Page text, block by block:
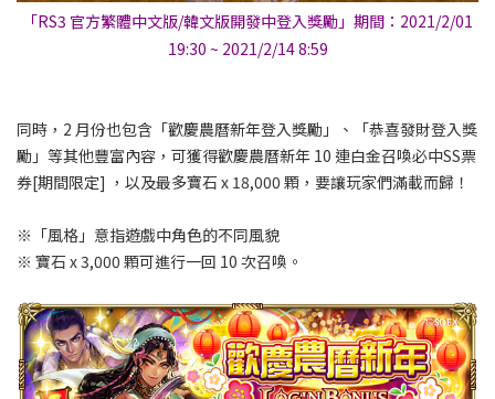
「RS3 官方繁體中文版/韓文版開發中登入獎勵」期間：2021/2/01
19:30 ~ 2021/2/14 8:59
同時，2 月份也包含「歡慶農曆新年登入獎勵」、「恭喜發財登入獎
勵」等其他豐富內容，可獲得歡慶農曆新年 10 連白金召喚必中SS票
券[期間限定] ，以及最多寶石 x 18,000 顆，要讓玩家們滿載而歸！
※「風格」意指遊戲中角色的不同風貌
※ 寶石 x 3,000 顆可進行一回 10 次召喚。